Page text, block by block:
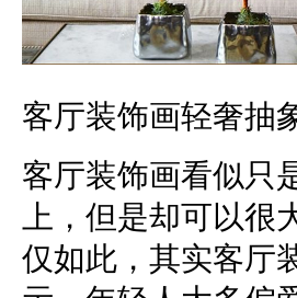
客厅装饰画轻奢抽
客厅装饰画看似只
上，但是却可以
仅如此，其实客厅